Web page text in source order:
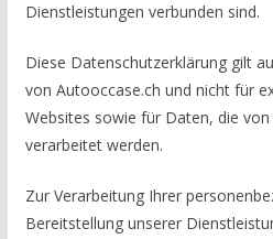
Dienstleistungen verbunden sind.
Diese Datenschutzerklärung gilt
von Autooccase.ch und nicht für
Websites sowie für Daten, die
verarbeitet werden.
Zur Verarbeitung Ihrer
Bereitstellung unserer